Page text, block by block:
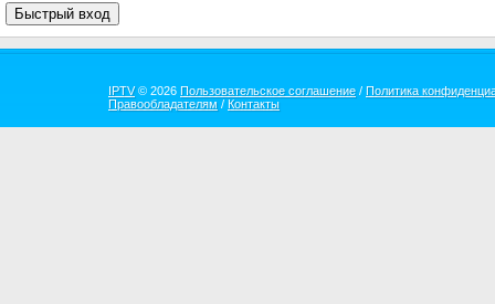
IPTV© 2026 Пользовательское соглашение / Политика
Правообладателям / Контакты